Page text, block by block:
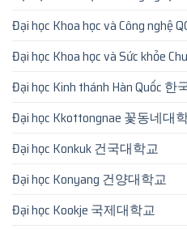
Đại học Khoa học và Công nghệ
Đại học Khoa học và Sức khỏe
Đại học Kinh thánh Hàn Quốc
Đại học Kkottongnae 꽃동네대
Đại học Konkuk 건국대학교
Đại học Konyang 건양대학교
Đại học Kookje 국제대학교